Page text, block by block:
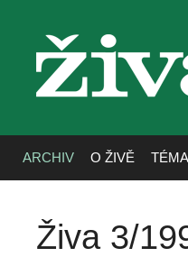
živa
ARCHIV O ŽIVĚ
Živa 3/